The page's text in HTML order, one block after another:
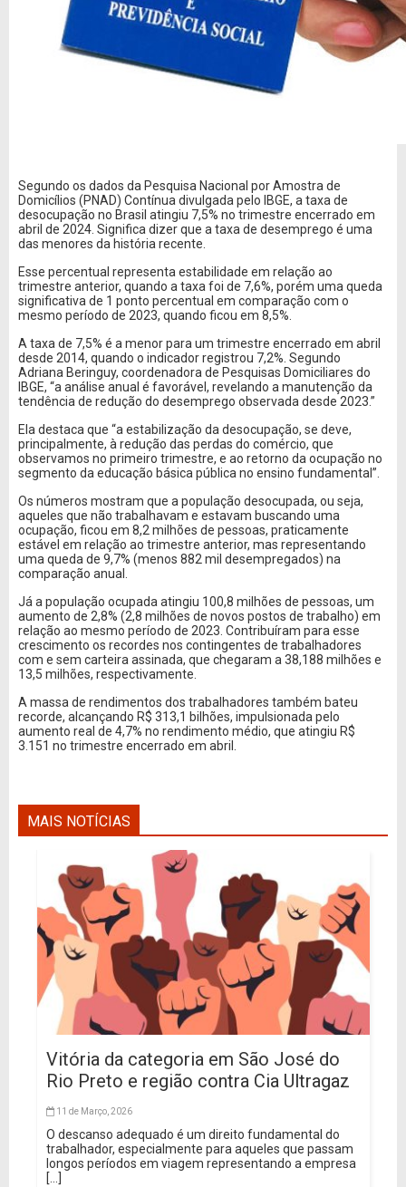
Segundo os dados da Pesquisa Nacional por Amostra de
Domicílios (PNAD) Contínua divulgada pelo IBGE, a taxa de
desocupação no Brasil atingiu 7,5% no trimestre encerrado em
abril de 2024. Significa dizer que a taxa de desemprego é uma
das menores da história recente.
Esse percentual representa estabilidade em relação ao
trimestre anterior, quando a taxa foi de 7,6%, porém uma queda
significativa de 1 ponto percentual em comparação com o
mesmo período de 2023, quando ficou em 8,5%.
A taxa de 7,5% é a menor para um trimestre encerrado em abril
desde 2014, quando o indicador registrou 7,2%. Segundo
Adriana Beringuy, coordenadora de Pesquisas Domiciliares do
IBGE, “a análise anual é favorável, revelando a manutenção da
tendência de redução do desemprego observada desde 2023.”
Ela destaca que “a estabilização da desocupação, se deve,
principalmente, à redução das perdas do comércio, que
observamos no primeiro trimestre, e ao retorno da ocupação no
segmento da educação básica pública no ensino fundamental”.
Os números mostram que a população desocupada, ou seja,
aqueles que não trabalhavam e estavam buscando uma
ocupação, ficou em 8,2 milhões de pessoas, praticamente
estável em relação ao trimestre anterior, mas representando
uma queda de 9,7% (menos 882 mil desempregados) na
comparação anual.
Já a população ocupada atingiu 100,8 milhões de pessoas, um
aumento de 2,8% (2,8 milhões de novos postos de trabalho) em
relação ao mesmo período de 2023. Contribuíram para esse
crescimento os recordes nos contingentes de trabalhadores
com e sem carteira assinada, que chegaram a 38,188 milhões e
13,5 milhões, respectivamente.
A massa de rendimentos dos trabalhadores também bateu
recorde, alcançando R$ 313,1 bilhões, impulsionada pelo
aumento real de 4,7% no rendimento médio, que atingiu R$
3.151 no trimestre encerrado em abril.
MAIS NOTÍCIAS
Vitória da categoria em São José do
Rio Preto e região contra Cia Ultragaz
11 de Março, 2026
O descanso adequado é um direito fundamental do
trabalhador, especialmente para aqueles que passam
longos períodos em viagem representando a empresa
[...]